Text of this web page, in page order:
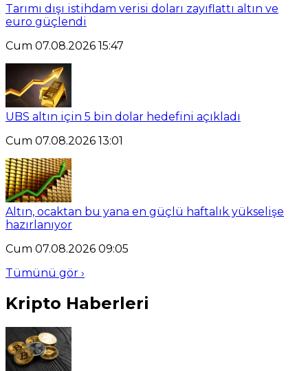
Tarımı dışı istihdam verisi doları zayıflattı altın ve
euro güçlendi
Cum 07.08.2026 15:47
UBS altın için 5 bin dolar hedefini açıkladı
Cum 07.08.2026 13:01
Altın, ocaktan bu yana en güçlü haftalık yükselişe
hazırlanıyor
Cum 07.08.2026 09:05
Tümünü gör ›
Kripto Haberleri